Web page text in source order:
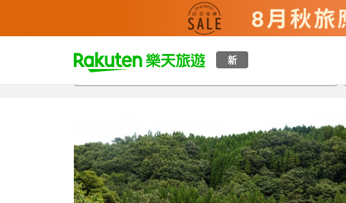
新
t
p
_
s
e
a
總覽客房與方案評語設施